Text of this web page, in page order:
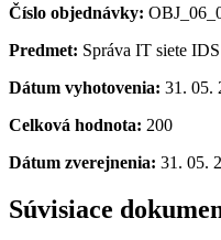
Číslo objednávky:
Predmet: Správa IT siete
Dátum vyhotovenia: 31. 05.
Celková hodnota: 200
Dátum zverejnenia: 31. 05.
Súvisiace